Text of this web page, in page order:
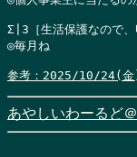
Σ|3［生活保護なので、
◎毎月ね
参考：2025/10/24(
あやしいわーるど